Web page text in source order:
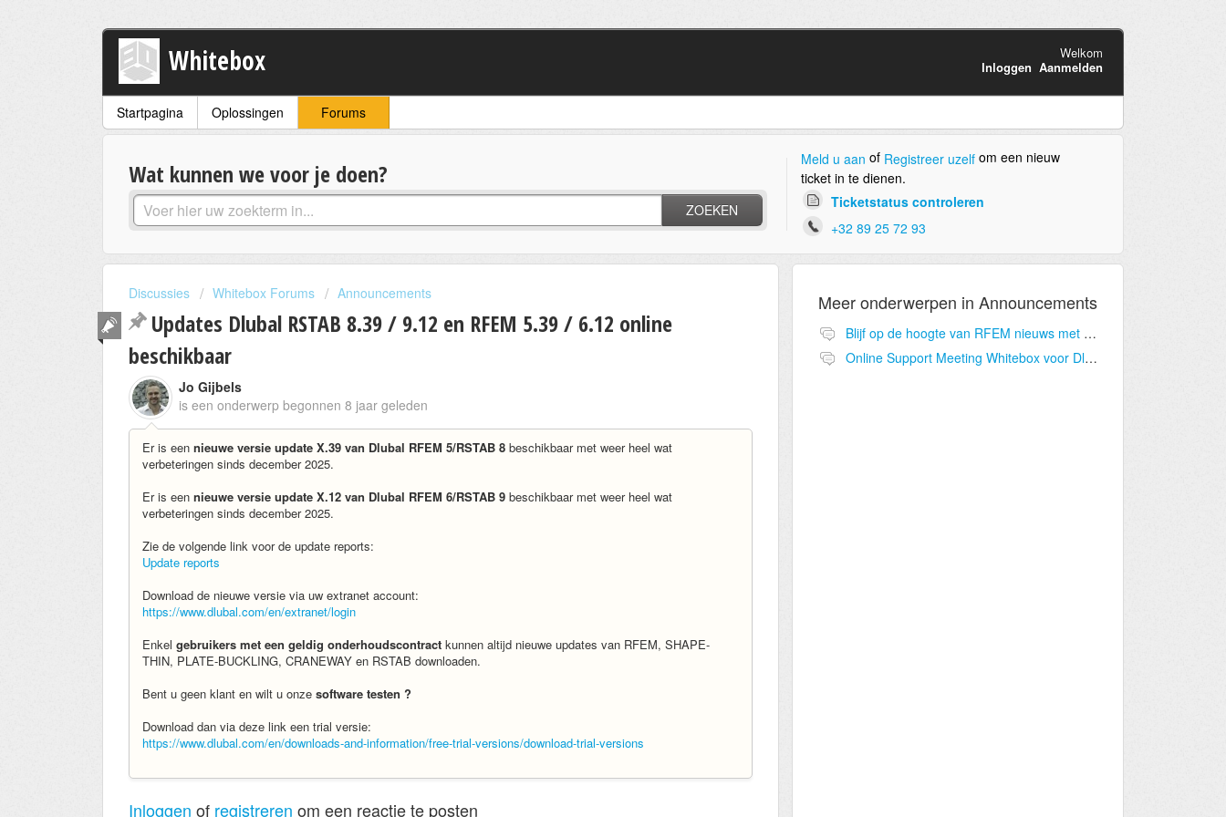
Whitebox
Welkom
Inloggen Aanmelden
Startpagina Oplossingen Forums
Wat kunnen we voor je doen?
ZOEKEN
Meld u aan of Registreer uzelfom een nieuw
ticket in te dienen.
Ticketstatus controleren
+32 89 25 72 93
Discussies Whitebox Forums Announcements
Updates Dlubal RSTAB 8.39 / 9.12 en RFEM 5.39 / 6.12 online
beschikbaar
Jo Gijbels
is een onderwerp begonnen 8 jaar geleden
Er is een nieuwe versie update X.39 van Dlubal RFEM 5/RSTAB 8 beschikbaar met weer heel wat
verbeteringen sinds december 2025.
Er is een nieuwe versie update X.12 van Dlubal RFEM 6/RSTAB 9 beschikbaar met weer heel wat
verbeteringen sinds december 2025.
Zie de volgende link voor de update reports:
Update reports
Download de nieuwe versie via uw extranet account:
https://www.dlubal.com/en/extranet/login
Enkel gebruikers met een geldig onderhoudscontract kunnen altijd nieuwe updates van RFEM, SHAPE-
THIN, PLATE-BUCKLING, CRANEWAY en RSTAB downloaden.
Bent u geen klant en wilt u onze software testen ?
Download dan via deze link een trial versie:
https://www.dlubal.com/en/downloads-and-information/free-trial-versions/download-trial-versions
Inloggen of registreren om een reactie te posten
Meer onderwerpen in Announcements
Blijf op de hoogte van RFEM nieuws met onze eNewsletter
Online Support Meeting Whitebox voor Dlubal PRO onderhoudscontract